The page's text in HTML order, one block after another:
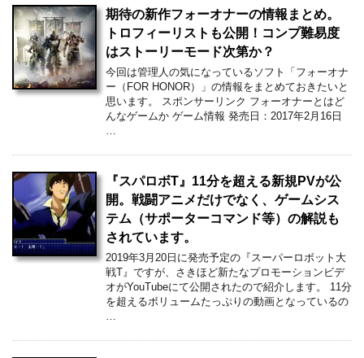
期待の新作フォーオナーの情報まとめ。
トロフィーリストも公開！コンプ難易度
はストーリーモード次第か？
今回は管理人の気になっているソフト「フォーオナ
ー（FOR HONOR）」の情報をまとめておきたいと
思います。 スポンサーリンク フォーオナーとはど
んなゲームか ゲーム情報 発売日：2017年2月16日
『スパロボT』11分を超える新規PVが公
開。戦闘アニメだけでなく、ゲームシス
テム（サポーターコマンド等）の解説も
されています。
2019年3月20日に発売予定の『スーパーロボット大
戦T』ですが、さきほど新たなプロモーションビデ
オがYouTubeにて公開されたので紹介します。 11分
を超えるボリュームたっぷりの動画となっているの